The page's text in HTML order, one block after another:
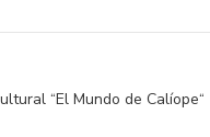
“El Mundo de Calíope“